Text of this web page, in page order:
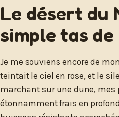
Le désert du
simple tas de
Je me souviens encore de
teintait le ciel en rose, et le
marchant sur une dune, mes
étonnamment frais en